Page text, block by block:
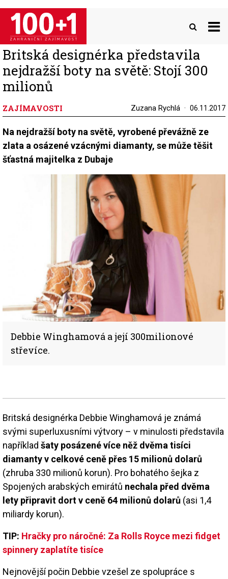
Přejít
hlavnímu
obsahu
Britská designérka představila
nejdražší boty na světě: Stojí 300
milionů
ZAJÍMAVOSTI Zuzana Rychlá 06.11.2017
Na nejdražší boty na světě, vyrobené převážně ze
zlata a osázené vzácnými diamanty, se může těšit
šťastná majitelka z Dubaje
Debbie Winghamová a její 300milionové
střevíce.
Britská designérka Debbie Winghamová je známá
svými superluxusními výtvory – v minulosti představila
například šaty posázené více něž dvěma tisíci
diamanty v celkové ceně přes 15 milionů dolarů
(zhruba 330 milionů korun). Pro bohatého šejka z
Spojených arabských emirátů nechala před dvěma
lety připravit dort v ceně 64 milionů dolarů (asi 1,4
miliardy korun).
TIP: Hračky pro náročné: Za Rolls Royce mezi fidget
spinnery zaplatíte tisíce
Nejnovější počin Debbie vzešel ze spolupráce s